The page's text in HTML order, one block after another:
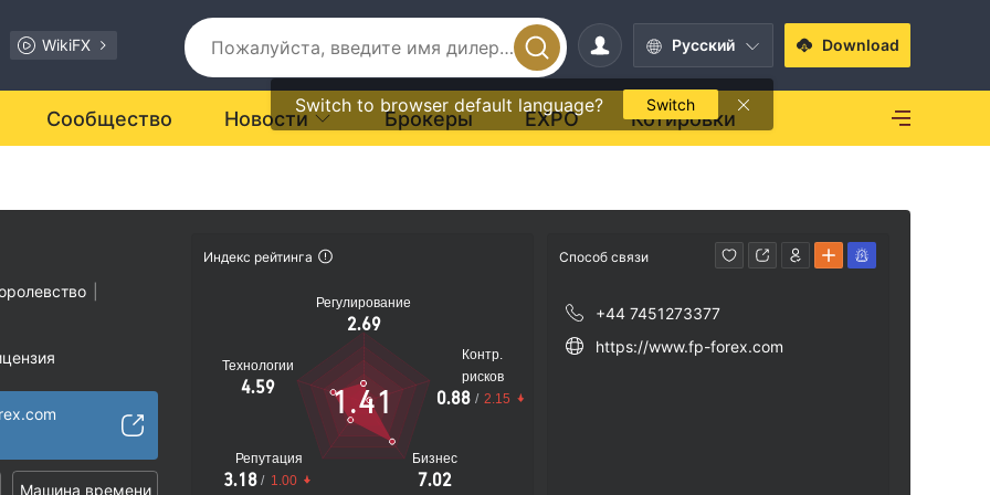
WikiFX Pусский
Switch to browser default language? Switch
Download
Сообщество Новости Брокеры EXPO Котировки
риски
Машина времени
Индекс рейтинга
Регулирование
2.69
Технологии
4.59
Репутация
3.18 / 1.00
Бизнес
7.02
Контр.
рисков
0.88 / 2.15
1.41
Способ связи
+44 7451273377
https://www.fp-forex.com